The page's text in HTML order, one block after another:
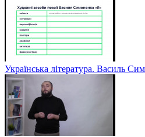
Українська література. Василь